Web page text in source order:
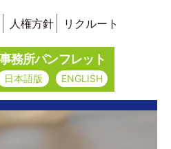
人権方針 リクルート
事務所パンフレット
日本語版 ENGLISH